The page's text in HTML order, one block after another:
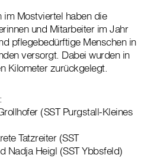
im Mostviertel haben die
und Mitarbeiter im Jahr
pflegebedürftige Menschen in
versorgt. Dabei wurden in
Kilometer zurückgelegt.
(SST Purgstall-Kleines
Tatzreiter (SST
Nadja Heigl (SST Ybbsfeld)